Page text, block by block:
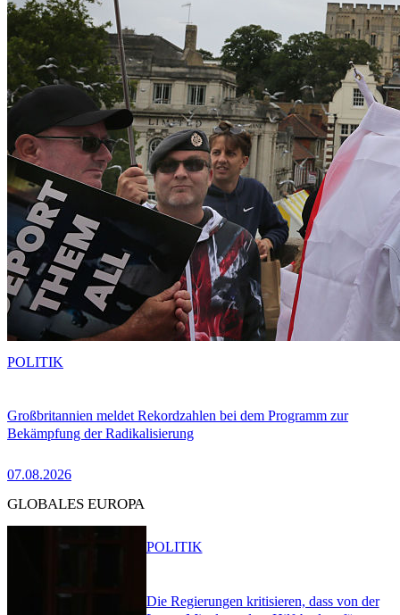
Großbritannien meldet Rekordzahlen bei dem Programm zur
Bekämpfung der Radikalisierung
07.08.2026
POLITIK
GLOBALES EUROPA
Die Regierungen kritisieren, dass von der
POLITIK